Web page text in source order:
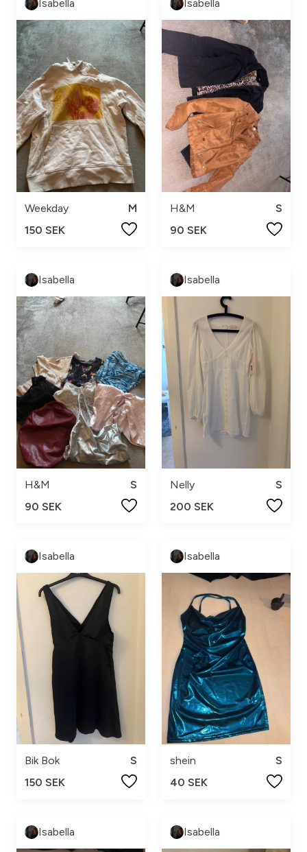
Isabella
Weekday
M
150 SEK
Isabella
H&M
S
90 SEK
Isabella
H&M
S
90 SEK
Isabella
Nelly
S
200 SEK
Isabella
Bik Bok
S
150 SEK
Isabella
shein
S
40 SEK
Isabella Isabella